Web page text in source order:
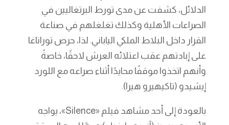
الدلائل، كشفت عن مدى تورط البرتغاليين في
الصراعات الأهلية وكذلك تغلغلهم في صناعة
القرار داخل البلاط الملكي الياباني. لذا، حرص توراناغا
على إبادتهم عقب اعتلائه العرش لاحقًا، خاصةً
وأنهم اتخذوا موقفًا محايدًا أثناء صراعه مع اللورد
إيشيدو (تاكيهيرو هيرا).
بالعودة إلى أحد مشاهد فيلم «Silence»، يواجه